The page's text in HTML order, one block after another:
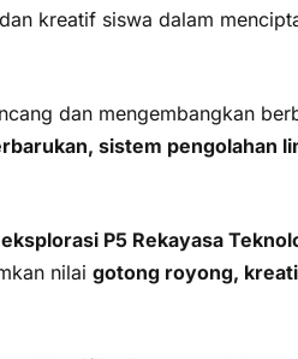
kreatif siswa dalam
dan mengembangkan
sistem pengolahan
eksplorasi P5 Rekayasa
nilai gotong royong,